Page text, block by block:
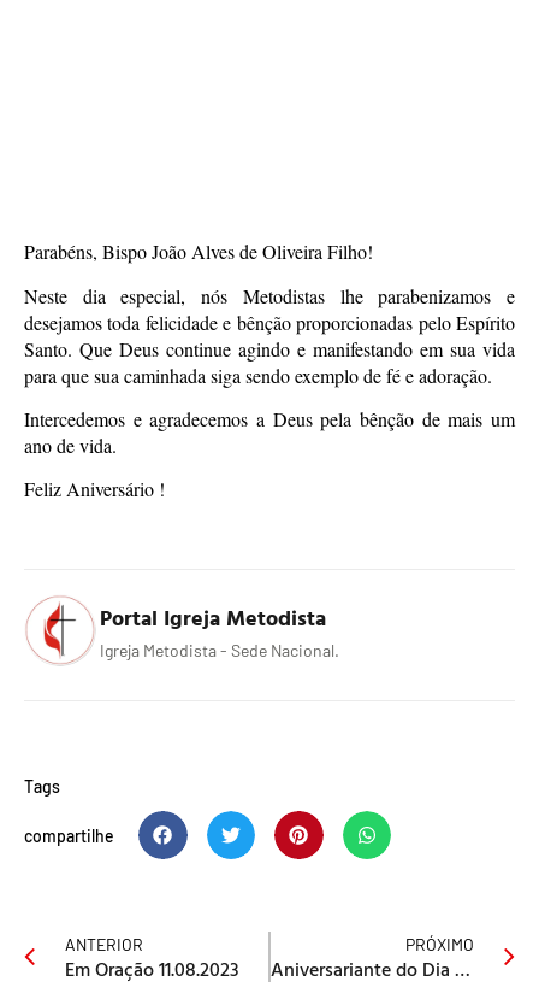
Parabéns, Bispo João Alves de Oliveira Filho!
Neste dia especial, nós Metodistas lhe parabenizamos e
desejamos toda felicidade e bênção proporcionadas pelo Espírito
Santo. Que Deus continue agindo e manifestando em sua vida
para que sua caminhada siga sendo exemplo de fé e adoração.
Intercedemos e agradecemos a Deus pela bênção de mais um
ano de vida.
Feliz Aniversário !
Portal Igreja Metodista
Igreja Metodista - Sede Nacional.
Tags
compartilhe
ANTERIOR
Em Oração 11.08.2023
PRÓXIMO
Aniversariante do Dia 17/08